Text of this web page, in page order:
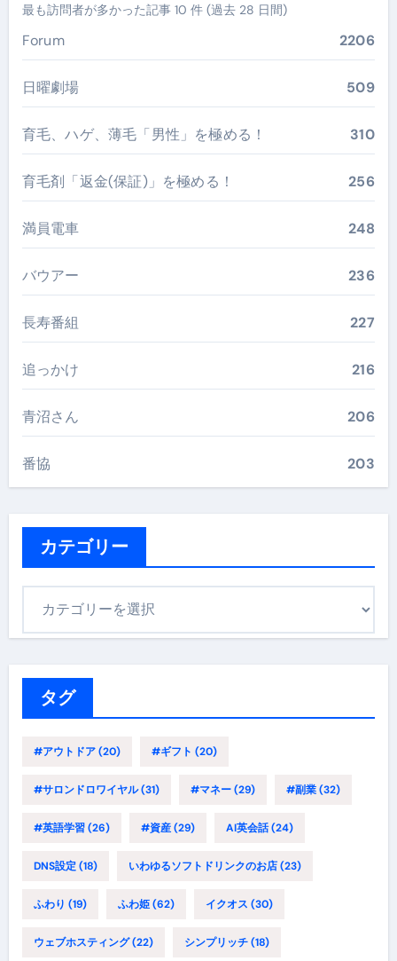
最も訪問者が多かった記事 10 件 (過去 28 日間)
Forum 2206
日曜劇場 509
育毛、ハゲ、薄毛「男性」を極める！ 310
育毛剤「返金(保証)」を極める！ 256
満員電車 248
バウアー 236
長寿番組 227
追っかけ 216
青沼さん 206
番協 203
カテゴリー
タグ
#アウトドア(20) #ギフト (20)
#サロンドロワイヤル(31) #マネー(29) #副業(32)
#英語学習(26) #資産(29) AI英会話(24)
DNS設定(18) いわゆるソフトドリンクのお店(23)
ふわり (19) ふわ姫(62) イクオス (30)
ウェブホスティング(22) シンプリッチ(18)